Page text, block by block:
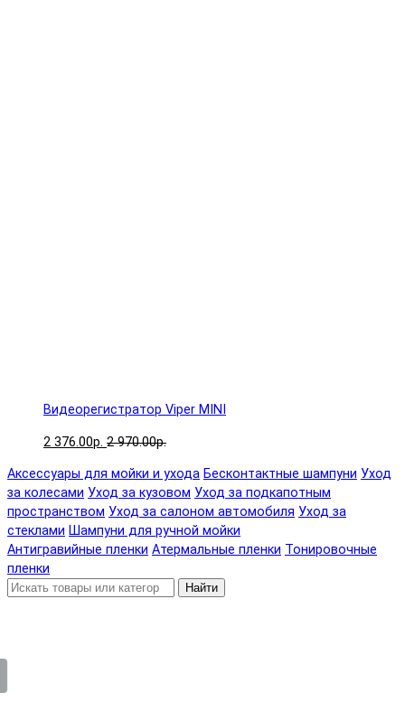
Видеорегистратор Viper MINI
2 376.00р. 2 970.00р.
Аксессуары для мойки и ухода Бесконтактные шампуни Уход
за колесами Уход за кузовом Уход за подкапотным
пространством Уход за салоном автомобиля Уход за
стеклами Шампуни для ручной мойки
Антигравийные пленки Атермальные пленки Тонировочные
пленки
Найти